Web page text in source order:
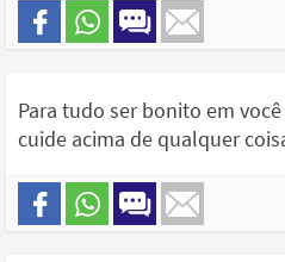
Para tudo ser bonito em
cuide acima de qualquer